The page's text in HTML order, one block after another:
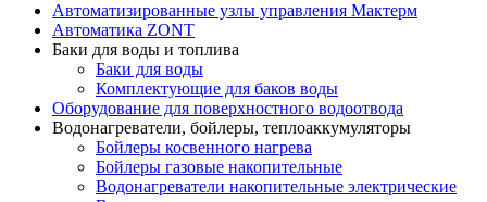
Автоматизированные узлы управления Мактерм
Автоматика ZONT
Баки для воды и топлива
Баки для воды
Комплектующие для баков воды
Оборудование для поверхностного водоотвода
Водонагреватели, бойлеры, теплоаккумуляторы
Бойлеры косвенного нагрева
Бойлеры газовые накопительные
Водонагреватели накопительные электрические